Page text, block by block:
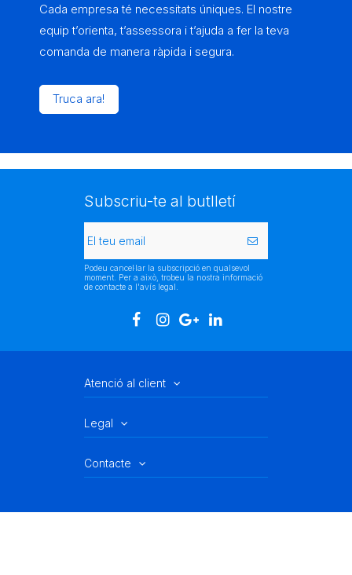
Cada empresa té necessitats úniques. El nostre
equip t’orienta, t’assessora i t’ajuda a fer la teva
comanda de manera ràpida i segura.
Truca ara!
Subscriu-te al butlletí
Podeu cancel·lar la subscripció en qualsevol
moment. Per a això, trobeu la nostra informació
de contacte a l'avís legal.
Atenció al client
Legal
Contacte